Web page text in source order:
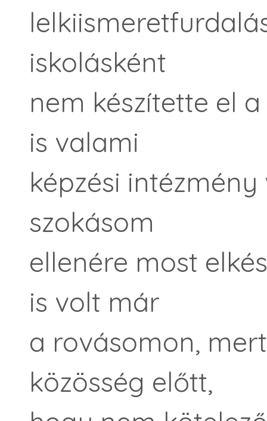
iskolásként
nem készítette el
is valami
képzési
szokásom
ellenére most
is volt már
a rovásomon,
közösség előtt,